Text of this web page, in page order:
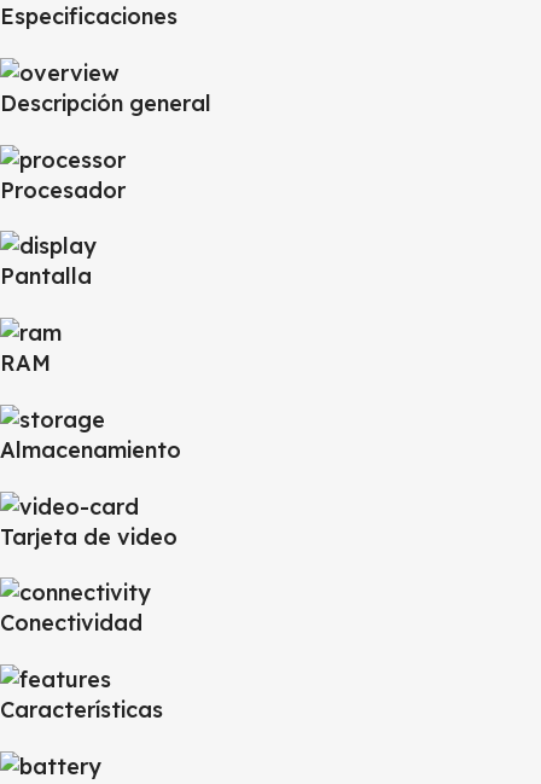
Especificaciones
Descripción general
Procesador
Pantalla
RAM
Almacenamiento
Tarjeta de video
Conectividad
Características